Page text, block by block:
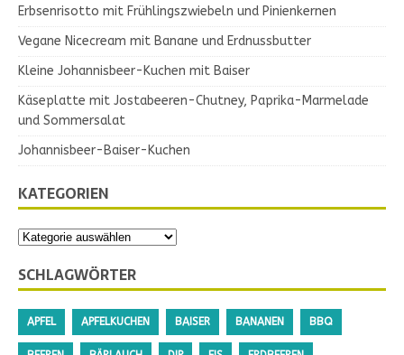
Erbsenrisotto mit Frühlingszwiebeln und Pinienkernen
Vegane Nicecream mit Banane und Erdnussbutter
Kleine Johannisbeer-Kuchen mit Baiser
Käseplatte mit Jostabeeren-Chutney, Paprika-Marmelade
und Sommersalat
Johannisbeer-Baiser-Kuchen
KATEGORIEN
SCHLAGWÖRTER
APFEL APFELKUCHEN BAISER BANANEN BBQ